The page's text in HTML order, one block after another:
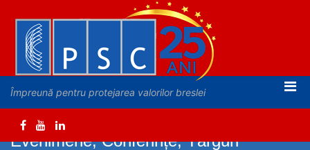
Împreună pentru protejarea valorilor breslei
Evenimene, Conferințe, Târguri